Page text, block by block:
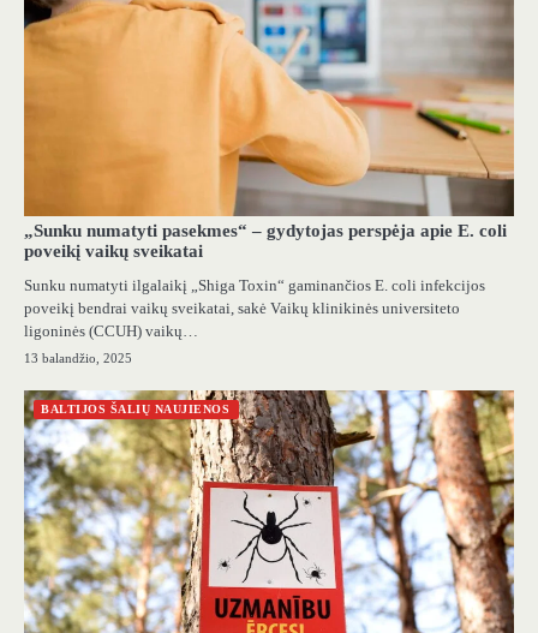
„Sunku numatyti pasekmes“ – gydytojas perspėja apie E. coli
poveikį vaikų sveikatai
Sunku numatyti ilgalaikį „Shiga Toxin“ gaminančios E. coli infekcijos
poveikį bendrai vaikų sveikatai, sakė Vaikų klinikinės universiteto
ligoninės (CCUH) vaikų…
13 balandžio, 2025
BALTIJOS ŠALIŲ NAUJIENOS